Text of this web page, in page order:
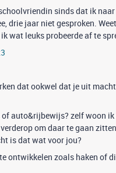
sinds dat ik
drie jaar niet gesproken.
wat leuks probeerde af te
dat ookwel dat je uit
auto&rijbewijs? zelf woon
om daar te gaan
is dat wat voor jou?
ontwikkelen zoals haken of